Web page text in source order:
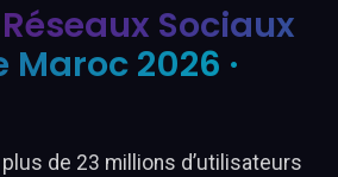
Sociaux
Maroc 2026 ·
de 23 millions d’utilisateurs